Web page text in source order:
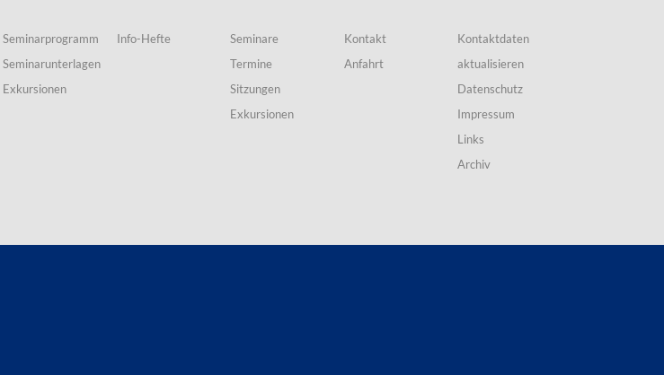
Seminarprogramm
Seminarunterlagen
Exkursionen
Info-Hefte
Seminare
Termine
Sitzungen
Exkursionen
Kontakt
Anfahrt
Kontaktdaten
aktualisieren
Datenschutz
Impressum
Links
Archiv